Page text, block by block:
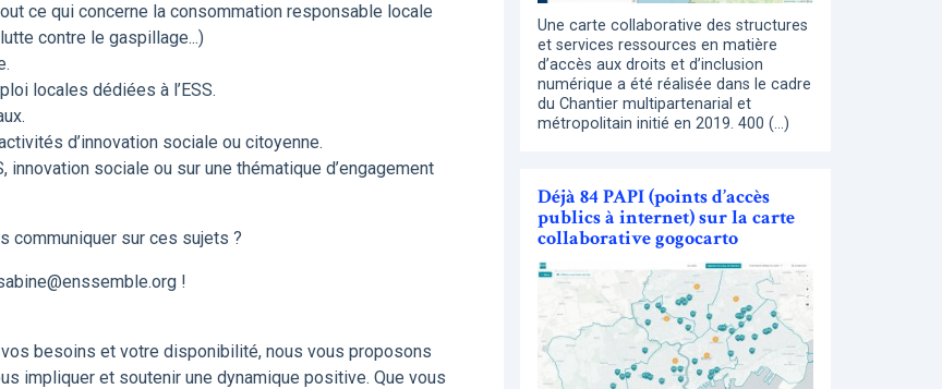
ce qui concerne la consommation responsable locale
contre le gaspillage...)
locales dédiées à l’ESS.
d’innovation sociale ou citoyenne.
sociale ou sur une thématique d’engagement
communiquer sur ces sujets ?
!
besoins et votre disponibilité, nous vous proposons
impliquer et soutenir une dynamique positive.​ Que vous
Une carte collaborative des structures
et services ressources en matière
d’accès aux droits et d’inclusion
numérique a été réalisée dans le cadre
du Chantier multipartenarial et
métropolitain initié en 2019. 400 (…)
Déjà 84 PAPI (points d’accès
publics à internet) sur la carte
collaborative gogocarto